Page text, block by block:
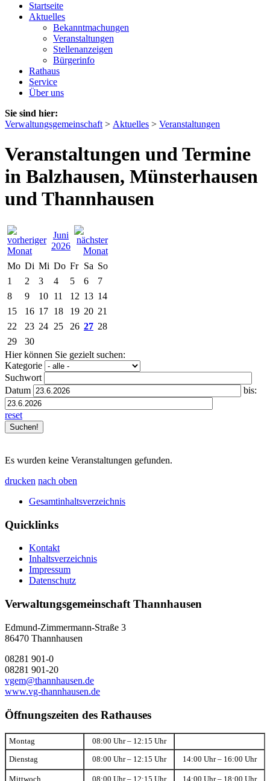
Startseite
Aktuelles
Bekanntmachungen
Veranstaltungen
Stellenanzeigen
Bürgerinfo
Rathaus
Service
Über uns
Sie sind hier:
Verwaltungsgemeinschaft > Aktuelles > Veranstaltungen
Veranstaltungen und Termine
in Balzhausen, Münsterhausen
und Thannhausen
Juni
2026
Mo Di Mi Do Fr Sa So
1
2 3 4 5 6
7
8
9 10 11 12 13 14
15
16 17 18 19 20 21
22
23 24 25 26 27 28
29
30
Hier können Sie gezielt suchen:
Kategorie
Suchwort
Datum
bis:
reset
Es wurden keine Veranstaltungen gefunden.
drucken nach oben
Gesamtinhaltsverzeichnis
Quicklinks
Kontakt
Inhaltsverzeichnis
Impressum
Datenschutz
Verwaltungsgemeinschaft Thannhausen
Edmund-Zimmermann-Straße 3
86470 Thannhausen
08281 901-0
08281 901-20
vgem@thannhausen.de
www.vg-thannhausen.de
Öffnungszeiten des Rathauses
Montag 08:00 Uhr – 12:15 Uhr
Dienstag 08:00 Uhr – 12:15 Uhr 14:00 Uhr – 16:00 Uhr